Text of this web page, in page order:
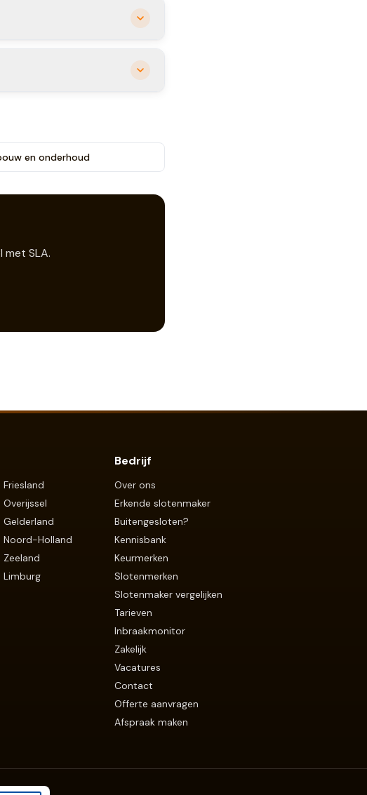
en onderhoud
SLA.
Friesland
Overijssel
Gelderland
Noord-Holland
Zeeland
Limburg
Bedrijf
Over ons
Erkende slotenmaker
Buitengesloten?
Kennisbank
Keurmerken
Slotenmerken
Slotenmaker vergelijken
Tarieven
Inbraakmonitor
Zakelijk
Vacatures
Contact
Offerte aanvragen
Afspraak maken